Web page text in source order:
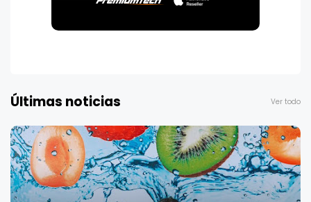
Últimas noticias Ver todo